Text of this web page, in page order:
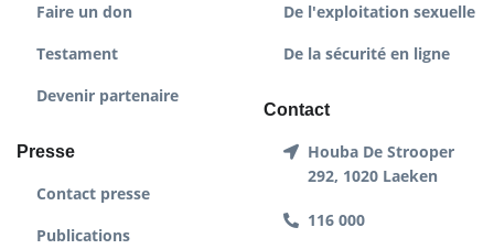
Faire un don
Testament
Devenir partenaire
Presse
Contact presse
Publications
De l'exploitation sexuelle
De la sécurité en ligne
Contact
Houba De Strooper
292, 1020 Laeken
116 000